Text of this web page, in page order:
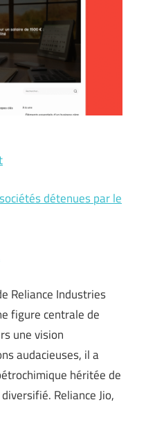
détenues par le
Reliance Industries
figure centrale de
une vision
audacieuses, il a
héritée de
Reliance Jio,